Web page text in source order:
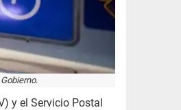
y el Servicio Postal